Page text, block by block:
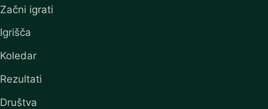
Začni igrati
Igrišča
Koledar
Rezultati
Društva